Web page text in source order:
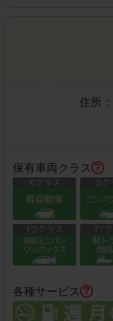
住所：
保有車両クラス
各種サービス